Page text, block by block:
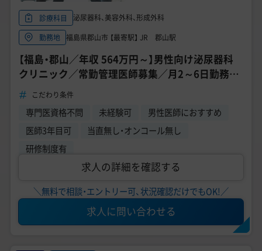
診療科目
泌尿器科、美容外科、形成外科
勤務地 福島県郡山市 【最寄駅】 JR 郡山駅
【福島・郡山／年収 564万円～】男性向け泌尿器科
クリニック／常勤管理医師募集／月2～6日勤務／
業績好調クリニック
こだわり条件
専門医資格不問 未経験可
男性医師におすすめ
医師3年目可
当直無し・オンコール無し
研修制度有
求人の詳細を確認する
＼無料で相談・エントリー可、状況確認だけでもOK!／
求人に問い合わせる